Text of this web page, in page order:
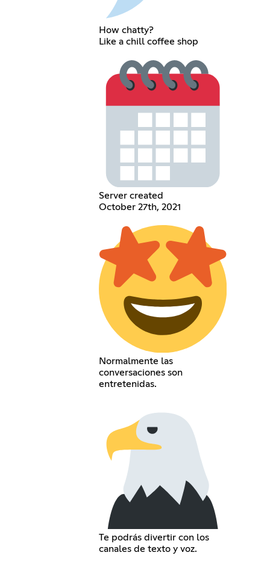
How chatty?
Like a chill coffee shop
Server created
October 27th, 2021
Normalmente las
conversaciones son
entretenidas.
Te podrás divertir con los
canales de texto y voz.